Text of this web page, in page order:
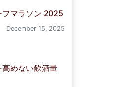
フマラソン 2025
December 15, 2025
めない飲酒量